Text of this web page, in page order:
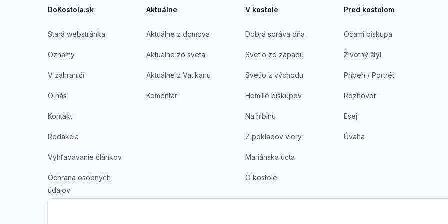
DoKostola.sk
Stará webstránka
Oznamy
V zahraničí
O nás
Kontakt
Redakcia
Vyhľadávanie článkov
Ochrana osobných
údajov
Aktuálne
Aktuálne z domova
Aktuálne zo sveta
Aktuálne z Vatikánu
Komentár
V kostole
Dobrá správa dňa
Svetlo zo západu
Svetlo z východu
Homílie biskupov
Na hlbinu
Z pokladov viery
Mariánska úcta
O kostole
Pred kostolom
Očami biskupa
Životný štýl
Príbeh / Portrét
Rozhovor
Esej
Úvaha